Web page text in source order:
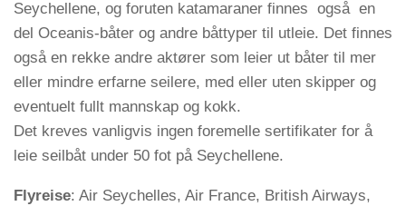
Seychellene, og foruten katamaraner finnes også en
del Oceanis-båter og andre båttyper til utleie. Det finnes
også en rekke andre aktører som leier ut båter til mer
eller mindre erfarne seilere, med eller uten skipper og
eventuelt fullt mannskap og kokk.
Det kreves vanligvis ingen foremelle sertifikater for å
leie seilbåt under 50 fot på Seychellene.
Flyreise: Air Seychelles, Air France, British Airways,